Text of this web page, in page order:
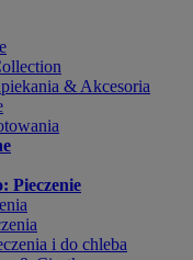
& Akcesoria
Pieczenie
i do chleba